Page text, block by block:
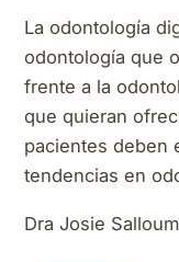
La odontología
odontología que
frente a la
que quieran
pacientes deben
tendencias en
Dra Josie Salloum